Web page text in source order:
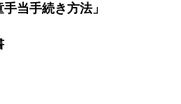
当手続き方法」